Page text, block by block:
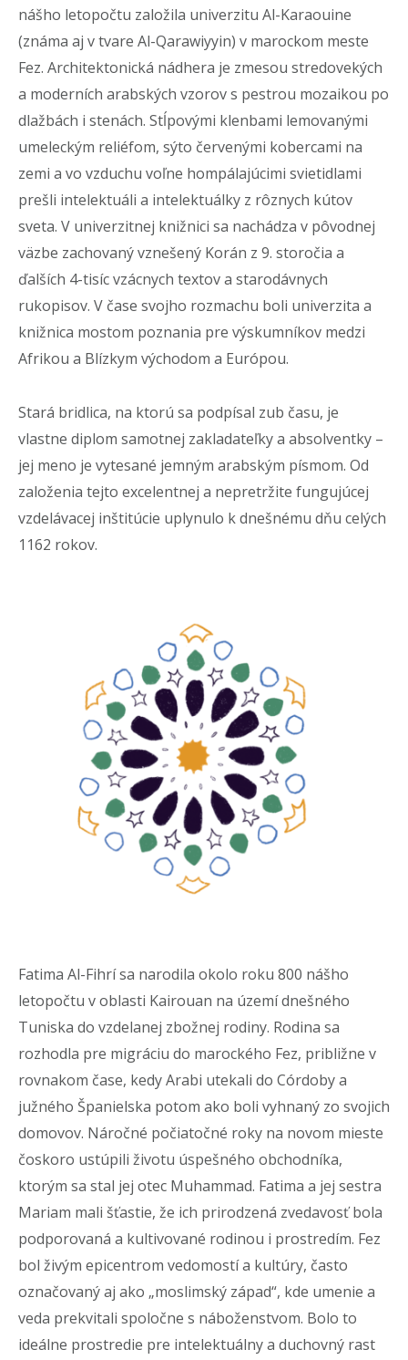
nášho letopočtu založila univerzitu Al-Karaouine
(známa aj v tvare Al-Qarawiyyin) v marockom meste
Fez. Architektonická nádhera je zmesou stredovekých
a moderních arabských vzorov s pestrou mozaikou po
dlažbách i stenách. Stĺpovými klenbami lemovanými
umeleckým reliéfom, sýto červenými kobercami na
zemi a vo vzduchu voľne hompálajúcimi svietidlami
prešli intelektuáli a intelektuálky z rôznych kútov
sveta. V univerzitnej knižnici sa nachádza v pôvodnej
väzbe zachovaný vznešený Korán z 9. storočia a
ďalších 4-tisíc vzácnych textov a starodávnych
rukopisov. V čase svojho rozmachu boli univerzita a
knižnica mostom poznania pre výskumníkov medzi
Afrikou a Blízkym východom a Európou.
Stará bridlica, na ktorú sa podpísal zub času, je
vlastne diplom samotnej zakladateľky a absolventky –
jej meno je vytesané jemným arabským písmom. Od
založenia tejto excelentnej a nepretržite fungujúcej
vzdelávacej inštitúcie uplynulo k dnešnému dňu celých
1162 rokov.
Fatima Al-Fihrí sa narodila okolo roku 800 nášho
letopočtu v oblasti Kairouan na území dnešného
Tuniska do vzdelanej zbožnej rodiny. Rodina sa
rozhodla pre migráciu do marockého Fez, približne v
rovnakom čase, kedy Arabi utekali do Córdoby a
južného Španielska potom ako boli vyhnaný zo svojich
domovov. Náročné počiatočné roky na novom mieste
čoskoro ustúpili životu úspešného obchodníka,
ktorým sa stal jej otec Muhammad. Fatima a jej sestra
Mariam mali šťastie, že ich prirodzená zvedavosť bola
podporovaná a kultivované rodinou i prostredím. Fez
bol živým epicentrom vedomostí a kultúry, často
označovaný aj ako „moslimský západ“, kde umenie a
veda prekvitali spoločne s náboženstvom. Bolo to
ideálne prostredie pre intelektuálny a duchovný rast